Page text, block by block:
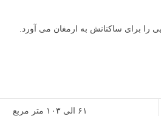
۶۱ الی ۱۰۳ متر مربع